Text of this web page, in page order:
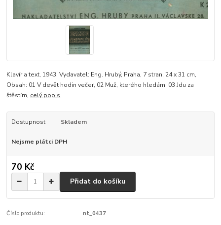
Klavír a text, 1943, Vydavatel: Eng. Hrubý, Praha, 7 stran, 24 x 31 cm,
Obsah: 01 V devět hodin večer, 02 Muž, kterého hledám, 03 Jdu za
štěstím, celý popis
Dostupnost Skladem
Nejsme plátci DPH
70 Kč
Přidat do košíku
Číslo produktu: nt_0437